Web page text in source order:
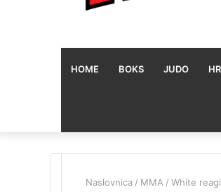
HOME BOKS JUDO
Naslovnica / MMA / White